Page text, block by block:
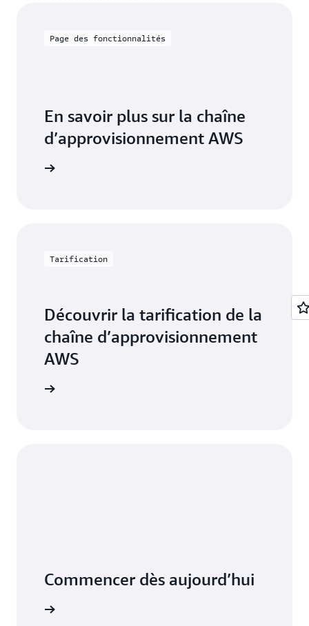
Page des fonctionnalités
En savoir plus sur la chaîne
d’approvisionnement AWS
Tarification
Découvrir la tarification de la
chaîne d’approvisionnement
AWS
Commencer dès aujourd’hui